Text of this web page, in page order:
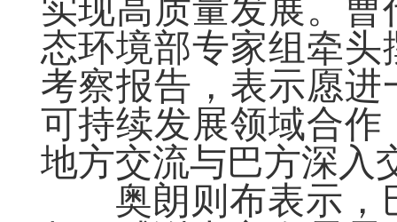
实现高质量发展。
态环境部专家组牵
考察报告，表示愿
可持续发展领域合
地方交流与巴方深入
奥朗则布表示，